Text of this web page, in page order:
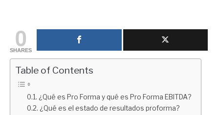
LA INVERSIÓN
CONTACT
in
Educación
financiera
0
SHARES
Table of Contents
¿Qué es Pro Forma y qué es Pro Forma EBITDA?
¿Qué es el estado de resultados proforma?